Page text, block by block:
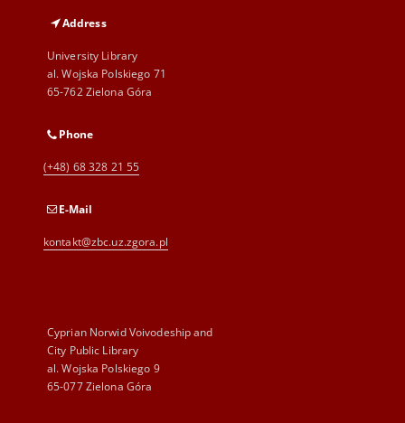
Address
University Library
al. Wojska Polskiego 71
65-762 Zielona Góra
Phone
(+48) 68 328 21 55
E-Mail
kontakt@zbc.uz.zgora.pl
Cyprian Norwid Voivodeship and
City Public Library
al. Wojska Polskiego 9
65-077 Zielona Góra